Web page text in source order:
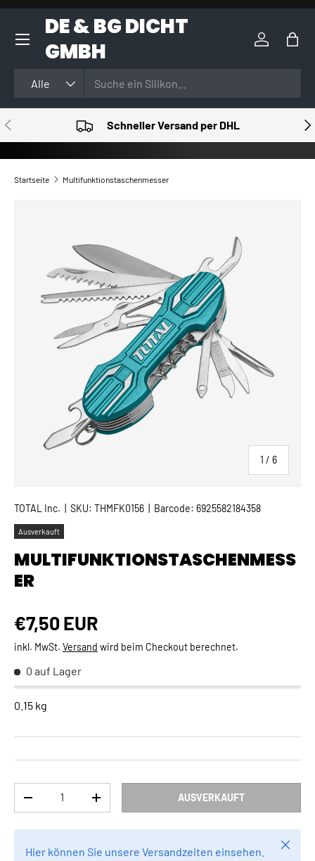
DIREKT ZUM INHALT
DE & BG DICHT
GMBH
Alle
Einloggen
VORHERIGE Schneller Versand per DHL
Startseite Multifunktionstaschenmesser
1 / von
6
TOTAL Inc. SKU: THMFK0156 Barcode: 6925582184358
Ausverkauft
MULTIFUNKTIONSTASCHENMESS
ER
Normaler Preis
€7,50 EUR
inkl. MwSt. Versand wird beim Checkout berechnet.
0 auf Lager
0.15 kg
MENGE VERRINGERNMENGE ERHÖHEN AUSVERKAUFT
Hier können Sie unsere Versandzeiten einsehen.